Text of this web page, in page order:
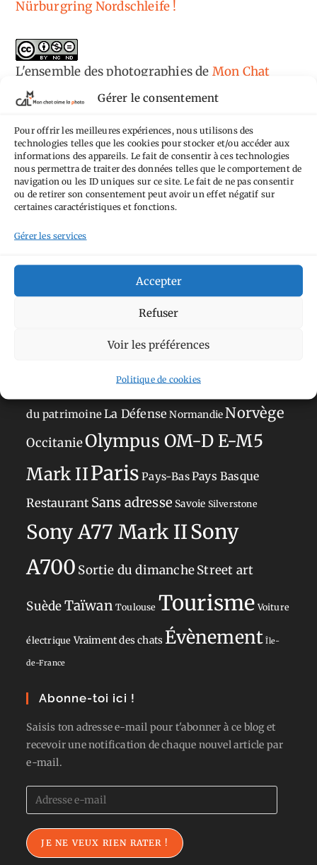
Gérer le consentement
Pour offrir les meilleures expériences, nous utilisons des
technologies telles que les cookies pour stocker et/ou accéder aux
informations des appareils. Le fait de consentir à ces technologies
nous permettra de traiter des données telles que le comportement de
navigation ou les ID uniques sur ce site. Le fait de ne pas consentir
ou de retirer son consentement peut avoir un effet négatif sur
certaines caractéristiques et fonctions.
Gérer les services
Accepter
Refuser
Voir les préférences
Politique de cookies
Nürburgring Nordschleife !
L'ensemble des photographiesde Mon Chat
Aime la Photoest mis à disposition selon les
Attribution - Pas d'Utilisation Commerciale -
Pas de Modification 4.0 International.
Fondé(e) sur une œuvre dehttps://mcalp.fr.
Aimez-vous bordel
Anti tourisme Belgique
Japon
du patrimoineLa Défense NormandieNorvège
OccitanieOlympus OM-D E-M5
Mark IIParis Pays-BasPays Basque
Restaurant Sans adresse Savoie Silverstone
Sony A77 Mark IISony
A700 Sortie du dimancheStreet art
SuèdeTaïwan Toulouse Tourisme Voiture
électrique Vraiment des chats Évènement Île-
de-France
Abonne-toi ici !
Saisis ton adresse e-mail pour t'abonner à ce blog et
recevoir une notification de chaque nouvel article par
e-mail.
Adresse
e-
mail
JE NE VEUX RIEN RATER !